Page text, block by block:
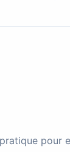
pour